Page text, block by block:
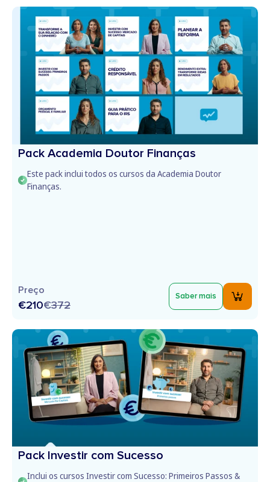
Pack Academia Doutor Finanças
Este pack inclui todos os cursos da Academia Doutor
Finanças.
Preço
€210€372
Saber mais
Pack Investir com Sucesso
Inclui os cursos Investir com Sucesso: Primeiros Passos &